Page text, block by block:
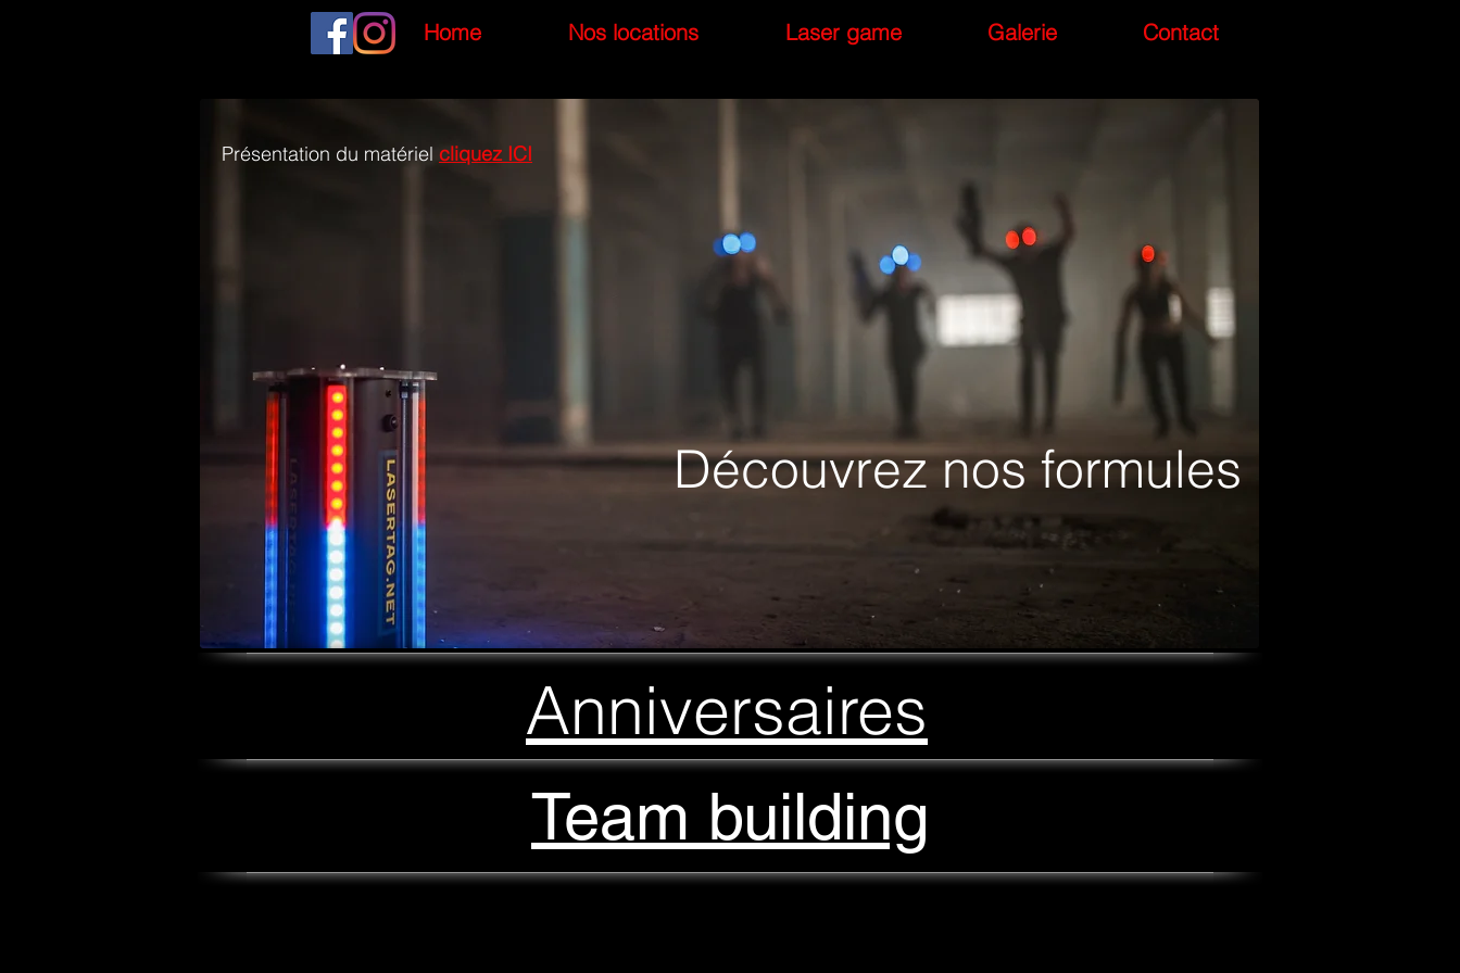
Home Nos locations Laser game Galerie Contact
Découvrez nos formules
Présentation du matériel cliquez ICI
Anniversaires
Team building